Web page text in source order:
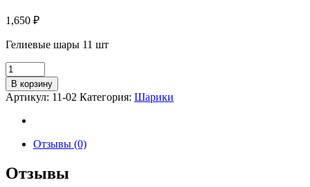
1,650 ₽
Гелиевые шары 11 шт
В корзину
Артикул: 11-02 Категория: Шарики
Отзывы (0)
Отзывы